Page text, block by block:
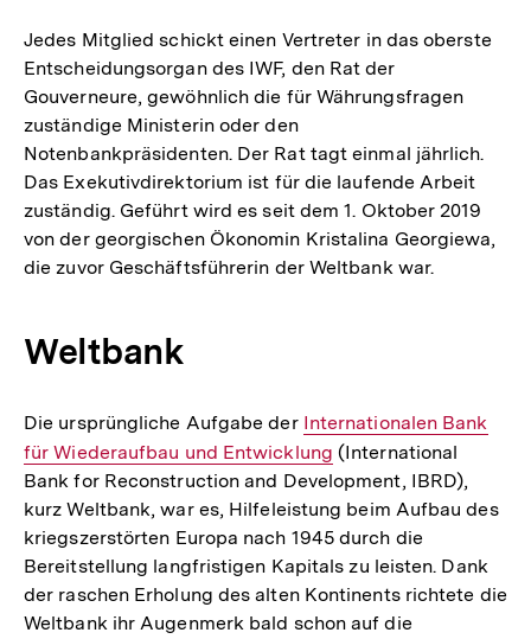
Jedes Mitglied schickt einen Vertreter in das oberste
Entscheidungsorgan des IWF, den Rat der
Gouverneure, gewöhnlich die für Währungsfragen
zuständige Ministerin oder den
Notenbankpräsidenten. Der Rat tagt einmal jährlich.
Das Exekutivdirektorium ist für die laufende Arbeit
zuständig. Geführt wird es seit dem 1. Oktober 2019
von der georgischen Ökonomin Kristalina Georgiewa,
die zuvor Geschäftsführerin der Weltbank war.
Weltbank
Die ursprüngliche Aufgabe der Interner
Link:
Internationalen Bank
für Wiederaufbau und Entwicklung (International
Bank for Reconstruction and Development, IBRD),
kurz Weltbank, war es, Hilfeleistung beim Aufbau des
kriegszerstörten Europa nach 1945 durch die
Bereitstellung langfristigen Kapitals zu leisten. Dank
der raschen Erholung des alten Kontinents richtete die
Weltbank ihr Augenmerk bald schon auf die